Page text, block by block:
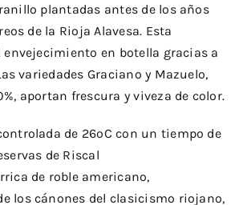
plantadas antes de los años
de la Rioja Alavesa. Esta
en botella gracias a
variedades Graciano y Mazuelo,
aportan frescura y viveza de color.
de 26ºC con un tiempo de
de Riscal
de roble americano,
los cánones del clasicismo riojano,